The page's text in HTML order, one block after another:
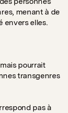
menant à de
envers elles.
pourrait
transgenres
pas à